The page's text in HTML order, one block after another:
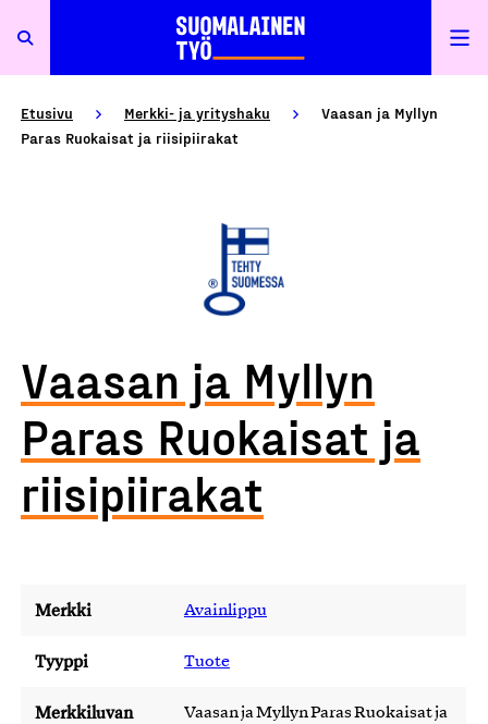
Etusivu Merkki- ja yrityshaku
Vaasan ja Myllyn
Paras Ruokaisat ja riisipiirakat
Vaasan ja Myllyn
Paras Ruokaisat ja
riisipiirakat
Merkki Avainlippu
Tyyppi Tuote
Merkkiluvan
Vaasan ja Myllyn Paras Ruokaisat ja